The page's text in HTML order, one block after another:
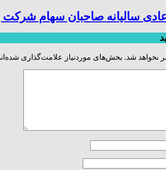
سالیانه صاحبان سهام شرکت
نخواهد شد. بخش‌های موردنیاز علامت‌گذاری